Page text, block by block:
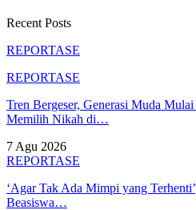
Recent Posts
REPORTASE
REPORTASE
Tren Bergeser, Generasi Muda
Memilih Nikah di…
7 Agu 2026
REPORTASE
‘Agar Tak Ada Mimpi yang
Beasiswa…